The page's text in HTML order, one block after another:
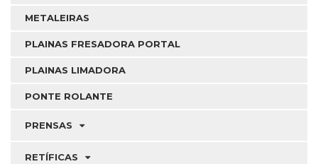
METALEIRAS
PLAINAS FRESADORA PORTAL
PLAINAS LIMADORA
PONTE ROLANTE
PRENSAS
RETÍFICAS